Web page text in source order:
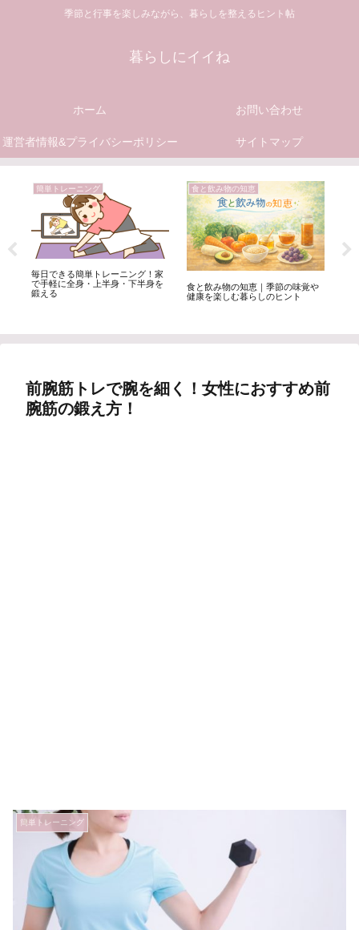
季節と行事を楽しみながら、暮らしを整えるヒント帖
暮らしにイイね
ホーム お問い合わせ
運営者情報&プライバシーポリシー サイトマップ
簡単トレーニング
毎日できる簡単トレーニング！家
で手軽に全身・上半身・下半身を
鍛える
食と飲み物の知恵
食と飲み物の知恵｜季節の味覚や
健康を楽しむ暮らしのヒント
前腕筋トレで腕を細く！女性におすすめ前
腕筋の鍛え方！
簡単トレーニング